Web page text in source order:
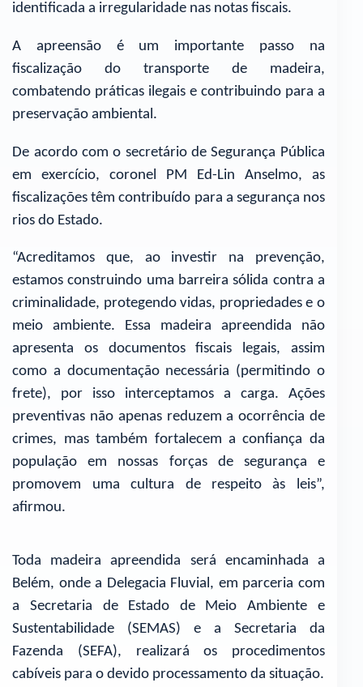
identificada a irregularidade nas notas fiscais.
A apreensão é um importante passo na
fiscalização do transporte de madeira,
combatendo práticas ilegais e contribuindo para a
preservação ambiental.
De acordo com o secretário de Segurança Pública
em exercício, coronel PM Ed-Lin Anselmo, as
fiscalizações têm contribuído para a segurança nos
rios do Estado.
“Acreditamos que, ao investir na prevenção,
estamos construindo uma barreira sólida contra a
criminalidade, protegendo vidas, propriedades e o
meio ambiente. Essa madeira apreendida não
apresenta os documentos fiscais legais, assim
como a documentação necessária (permitindo o
frete), por isso interceptamos a carga. Ações
preventivas não apenas reduzem a ocorrência de
crimes, mas também fortalecem a confiança da
população em nossas forças de segurança e
promovem uma cultura de respeito às leis”,
afirmou.
Toda madeira apreendida será encaminhada a
Belém, onde a Delegacia Fluvial, em parceria com
a Secretaria de Estado de Meio Ambiente e
Sustentabilidade (SEMAS) e a Secretaria da
Fazenda (SEFA), realizará os procedimentos
cabíveis para o devido processamento da situação.